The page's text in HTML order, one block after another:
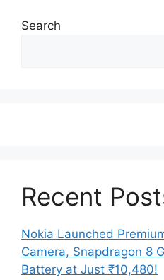
Search
Recent
Nokia Launched
Camera, Snapdragon 8
Battery at Just ₹10,480!